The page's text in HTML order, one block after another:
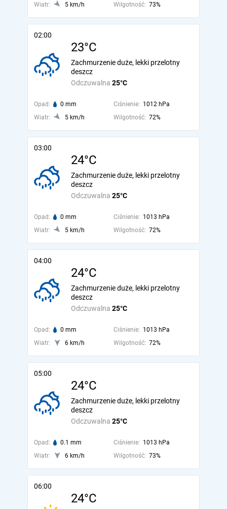
Wiatr:
5 km/h Wilgotność: 73%
02:00
23°C
Odczuwalna 25°C
Zachmurzenie duże, lekki przelotny
deszcz
Opad: 0 mm Ciśnienie: 1012 hPa
Wiatr:
5 km/h Wilgotność: 72%
03:00
24°C
Odczuwalna 25°C
Zachmurzenie duże, lekki przelotny
deszcz
Opad: 0 mm Ciśnienie: 1013 hPa
Wiatr:
5 km/h Wilgotność: 72%
04:00
24°C
Odczuwalna 25°C
Zachmurzenie duże, lekki przelotny
deszcz
Opad: 0 mm Ciśnienie: 1013 hPa
Wiatr:
6 km/h Wilgotność: 72%
05:00
24°C
Odczuwalna 25°C
Zachmurzenie duże, lekki przelotny
deszcz
Opad: 0.1 mm Ciśnienie: 1013 hPa
Wiatr:
6 km/h Wilgotność: 73%
06:00
24°C